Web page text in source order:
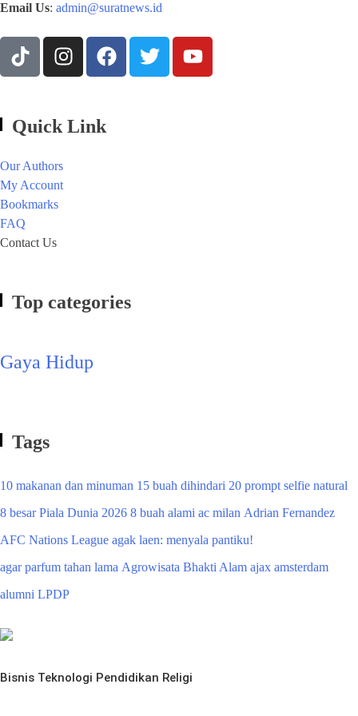
Email Us: admin@suratnews.id
Quick Link
Our Authors
My Account
Bookmarks
FAQ
Contact Us
Top categories
Gaya Hidup
Tags
10 makanan dan minuman 15 buah dihindari 20 prompt selfie natural
8 besar Piala Dunia 2026 8 buah alami ac milan Adrian Fernandez
AFC Nations League agak laen: menyala pantiku!
agar parfum tahan lama Agrowisata Bhakti Alam ajax amsterdam
alumni LPDP
Bisnis Teknologi Pendidikan Religi